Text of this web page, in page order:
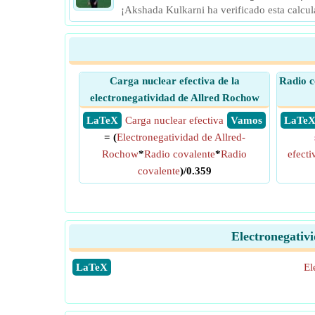
¡Akshada Kulkarni ha verificado esta
Carga nuclear efectiva de la
electronegatividad de Allred Rochow
​ LaTeX
​ Vamos
Carga nuclear efectiva
= (Electronegatividad de Allred-
Rochow*Radio covalente*Radio
covalente)/0.359
Radio
​ LaTeX
​LaTeX